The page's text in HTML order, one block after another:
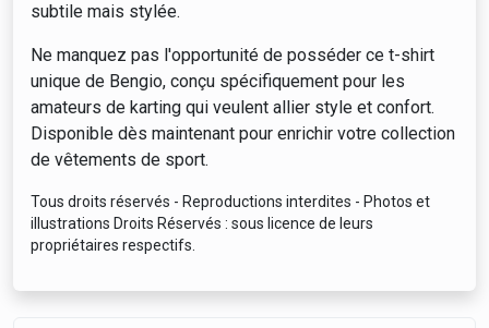
subtile mais stylée.
Ne manquez pas l'opportunité de posséder ce t-shirt
unique de Bengio, conçu spécifiquement pour les
amateurs de karting qui veulent allier style et confort.
Disponible dès maintenant pour enrichir votre collection
de vêtements de sport.
Tous droits réservés - Reproductions interdites - Photos et
illustrations Droits Réservés : sous licence de leurs
propriétaires respectifs.